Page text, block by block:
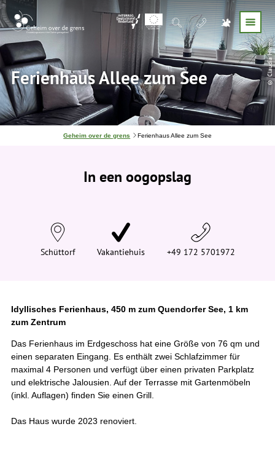
© Claudia Herms
Ferienhaus Allee zum See
J
e
e
Geheim over de grens Ferienhaus Allee zum See
In een oogopslag
Schüttorf Vakantiehuis +49 172 5701972
Idyllisches Ferienhaus, 450 m zum Quendorfer See, 1 km
zum Zentrum
Das Ferienhaus im Erdgeschoss hat eine Größe von 76 qm und
einen separaten Eingang. Es enthält zwei Schlafzimmer für
maximal 4 Personen und verfügt über einen privaten Parkplatz
und elektrische Jalousien. Auf der Terrasse mit Gartenmöbeln
(inkl. Auflagen) finden Sie einen Grill.
Das Haus wurde 2023 renoviert.